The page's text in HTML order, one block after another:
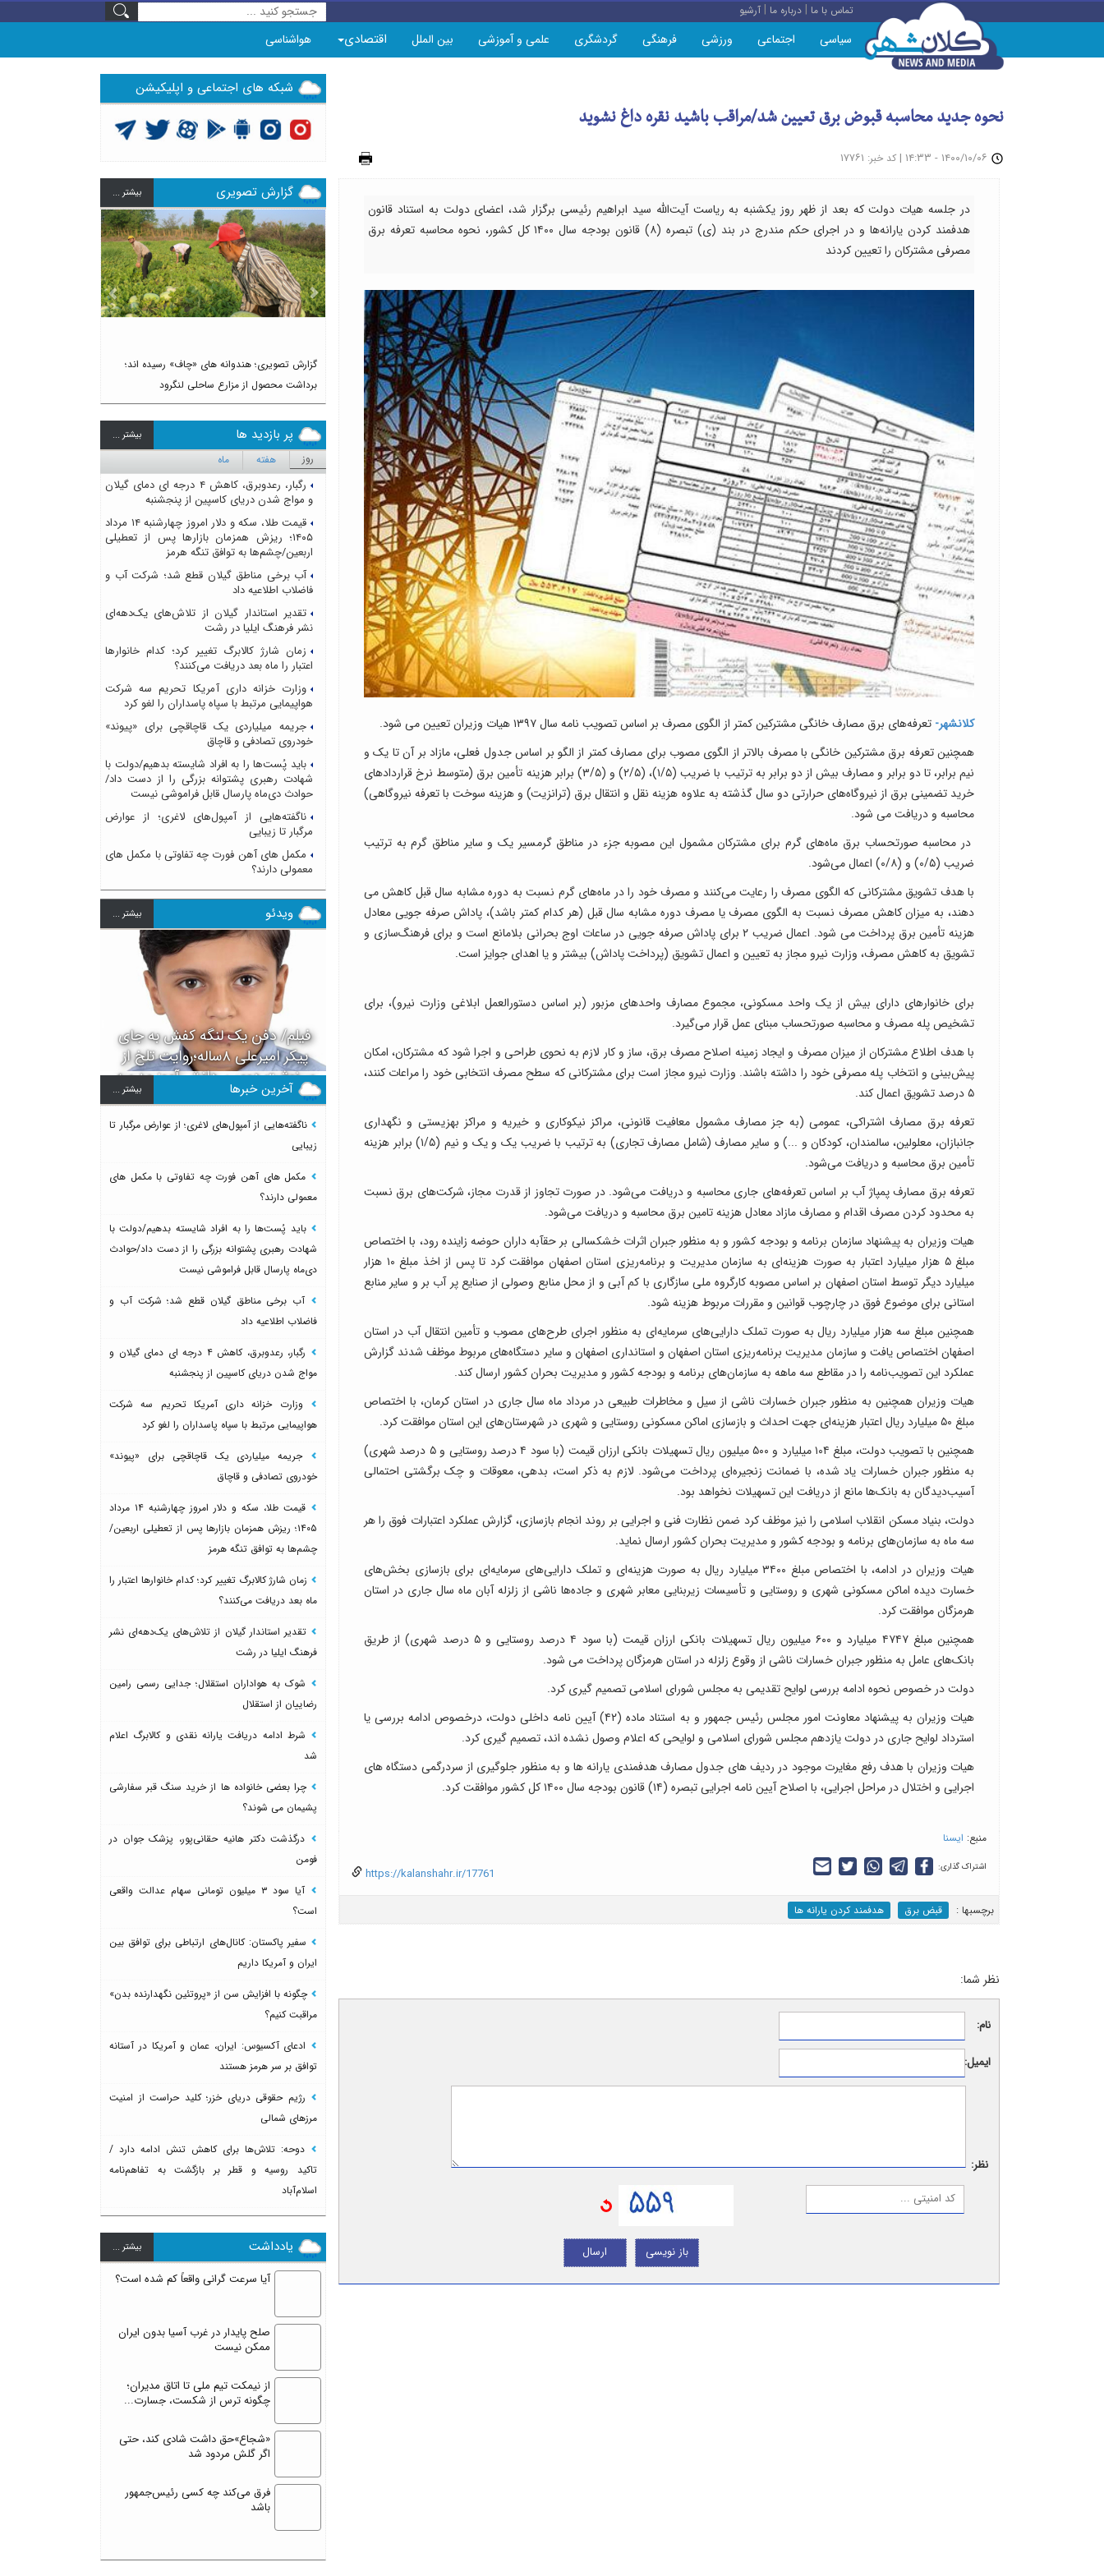
تماس با ما |درباره ما |آرشیو
سیاسی اجتماعی ورزشی فرهنگی گردشگری علمی و آموزشی بین الملل اقتصادی هواشناسی
نحوه جدید محاسبه قبوض برق تعیین شد/مراقب باشید نقره داغ نشوید
| کد خبر: ۱۷۷۶۱
در جلسه هیات دولت که بعد از ظهر روز یکشنبه به ریاست آیت‌الله سید ابراهیم رئیسی برگزار شد، اعضای دولت به استناد قانون
هدفمند کردن یارانه‌ها و در اجرای حکم مندرج در بند (ی) تبصره (۸) قانون بودجه سال ۱۴۰۰ کل کشور، نحوه محاسبه تعرفه برق
مصرفی مشترکان را تعیین کردند
کلانشهر- تعرفه‌های برق مصارف خانگی مشترکین کمتر از الگوی مصرف بر اساس تصویب نامه سال ۱۳۹۷ هیات وزیران تعیین می شود.
همچنین تعرفه برق مشترکین خانگی با مصرف بالاتر از الگوی مصوب برای مصارف کمتر از الگو بر اساس جدول فعلی، مازاد بر آن تا یک و
نیم برابر، تا دو برابر و مصارف بیش از دو برابر به ترتیب با ضریب (۱/۵)، (۲/۵) و (۳/۵) برابر هزینه تأمین برق (متوسط نرخ قراردادهای
خرید تضمینی برق از نیروگاه‌های حرارتی دو سال گذشته به علاوه هزینه نقل و انتقال برق (ترانزیت) و هزینه سوخت با تعرفه نیروگاهی)
محاسبه و دریافت می شود.
در محاسبه صورتحساب برق ماه‌های گرم برای مشترکان مشمول این مصوبه جزء در مناطق گرمسیر یک و سایر مناطق گرم به ترتیب
ضریب (۰/۵) و (۰/۸) اعمال می‌شود.
با هدف تشویق مشترکانی که الگوی مصرف را رعایت می‌کنند و مصرف خود را در ماه‌های گرم نسبت به دوره مشابه سال قبل کاهش می
دهند، به میزان کاهش مصرف نسبت به الگوی مصرف یا مصرف دوره مشابه سال قبل (هر کدام کمتر باشد)، پاداش صرفه جویی معادل
هزینه تأمین برق پرداخت می شود. اعمال ضریب ۲ برای پاداش صرفه جویی در ساعات اوج بحرانی بلامانع است و برای فرهنگ‌سازی و
تشویق به کاهش مصرف، وزارت نیرو مجاز به تعیین و اعمال تشویق (پرداخت پاداش) بیشتر و یا اهدای جوایز است.
برای خانوارهای دارای بیش از یک واحد مسکونی، مجموع مصارف واحدهای مزبور (بر اساس دستورالعمل ابلاغی وزارت نیرو)، برای
تشخیص پله مصرف و محاسبه صورتحساب مبنای عمل قرار می‌گیرد.
با هدف اطلاع مشترکان از میزان مصرف و ایجاد زمینه اصلاح مصرف برق، ساز و کار لازم به نحوی طراحی و اجرا شود که مشترکان، امکان
پیش‌بینی و انتخاب پله مصرفی خود را داشته باشند. وزارت نیرو مجاز است برای مشترکانی که سطح مصرف انتخابی خود را مراعات کنند،
۵ درصد تشویق اعمال کند.
تعرفه برق مصارف اشتراکی، عمومی (به جز مصارف مشمول معافیت قانونی، مراکز نیکوکاری و خیریه و مراکز بهزیستی و نگهداری
جانبازان، معلولین، سالمندان، کودکان و ...) و سایر مصارف (شامل مصارف تجاری) به ترتیب با ضریب یک و یک و نیم (۱/۵) برابر هزینه
تأمین برق محاسبه و دریافت می‌شود.
تعرفه برق مصارف پمپاژ آب بر اساس تعرفه‌های جاری محاسبه و دریافت می‌شود. در صورت تجاوز از قدرت مجاز، شرکت‌های برق نسبت
به محدود کردن مصرف اقدام و مصارف مازاد معادل هزینه تامین برق محاسبه و دریافت می‌شود.
هیات وزیران به پیشنهاد سازمان برنامه و بودجه کشور و به منظور جبران اثرات خشکسالی بر حقآبه داران حوضه زاینده رود، با اختصاص
مبلغ ۵ هزار میلیارد اعتبار به صورت هزینه‌ای به سازمان مدیریت و برنامه‌ریزی استان اصفهان موافقت کرد تا پس از اخذ مبلغ ۱۰ هزار
میلیارد دیگر توسط استان اصفهان بر اساس مصوبه کارگروه ملی سازگاری با کم آبی و از محل منابع وصولی از صنایع پر آب بر و سایر منابع
استانی برای موضوع فوق در چارچوب قوانین و مقررات مربوط هزینه شود.
همچنین مبلغ سه هزار میلیارد ریال به صورت تملک دارایی‌های سرمایه‌ای به منظور اجرای طرح‌های مصوب و تأمین انتقال آب در استان
اصفهان اختصاص یافت و سازمان مدیریت برنامه‌ریزی استان اصفهان و استانداری اصفهان و سایر دستگاه‌های مربوط موظف شدند گزارش
عملکرد این تصویب‌نامه را در مقاطع سه ماهه به سازمان‌های برنامه و بودجه کشور و مدیریت بحران کشور ارسال کند.
هیات وزیران همچنین به منظور جبران خسارات ناشی از سیل و مخاطرات طبیعی در مرداد ماه سال جاری در استان کرمان، با اختصاص
مبلغ ۵۰ میلیارد ریال اعتبار هزینه‌ای جهت احداث و بازسازی اماکن مسکونی روستایی و شهری در شهرستان‌های این استان موافقت کرد.
همچنین با تصویب دولت، مبلغ ۱۰۴ میلیارد و ۵۰۰ میلیون ریال تسهیلات بانکی ارزان قیمت (با سود ۴ درصد روستایی و ۵ درصد شهری)
به منظور جبران خسارات یاد شده، با ضمانت زنجیره‌ای پرداخت می‌شود. لازم به ذکر است، بدهی، معوقات و چک برگشتی احتمالی
آسیب‌دیدگان به بانک‌ها مانع از دریافت این تسهیلات نخواهد بود.
دولت، بنیاد مسکن انقلاب اسلامی را نیز موظف کرد ضمن نظارت فنی و اجرایی بر روند انجام بازسازی، گزارش عملکرد اعتبارات فوق را هر
سه ماه به سازمان‌های برنامه و بودجه کشور و مدیریت بحران کشور ارسال نماید.
هیات وزیران در ادامه، با اختصاص مبلغ ۳۴۰۰ میلیارد ریال به صورت هزینه‌ای و تملک دارایی‌های سرمایه‌ای برای بازسازی بخش‌های
خسارت دیده اماکن مسکونی شهری و روستایی و تأسیسات زیربنایی معابر شهری و جاده‌ها ناشی از زلزله آبان ماه سال جاری در استان
هرمزگان موافقت کرد.
همچنین مبلغ ۴۷۴۷ میلیارد و ۶۰۰ میلیون ریال تسهیلات بانکی ارزان قیمت (با سود ۴ درصد روستایی و ۵ درصد شهری) از طریق
بانک‌های عامل به منظور جبران خسارات ناشی از وقوع زلزله در استان هرمزگان پرداخت می شود.
دولت در خصوص نحوه ادامه بررسی لوایح تقدیمی به مجلس شورای اسلامی تصمیم گیری کرد.
هیات وزیران به پیشنهاد معاونت امور مجلس رئیس جمهور و به استناد ماده (۴۲) آیین نامه داخلی دولت، درخصوص ادامه بررسی یا
استرداد لوایح جاری در دولت یازدهم مجلس شورای اسلامی و لوایحی که اعلام وصول نشده اند، تصمیم گیری کرد.
هیات وزیران با هدف رفع مغایرت موجود در ردیف های جدول مصارف هدفمندی یارانه ها و به منظور جلوگیری از سردرگمی دستگاه های
اجرایی و اختلال در مراحل اجرایی، با اصلاح آیین نامه اجرایی تبصره (۱۴) قانون بودجه سال ۱۴۰۰ کل کشور موافقت کرد.
منبع: ایسنا
https://kalanshahr.ir/17761 اشتراک گذاری:
برچسب‎ها : قبض برق هدفمند کردن یارانه ها
نظر شما:
نام:
ایمیل:
نظر:
ارسال باز نویسی
شبکه های اجتماعی و اپلیکیشن
گزارش تصویری بيشتر ...
گزارش تصویری؛ هندوانه های «چاف» رسیده اند؛
برداشت محصول از مزارع ساحلی لنگرود
Previous Next
پر بازدید ها بيشتر ...
روز هفته ماه
رگبار، رعدوبرق، کاهش ۴ درجه ای دمای گیلان
و مواج شدن دریای کاسپین از پنجشنبه
قیمت طلا، سکه و دلار امروز چهارشنبه ۱۴ مرداد
۱۴۰۵؛ ریزش همزمان بازارها پس از تعطیلی
اربعین/چشم‌ها به توافق تنگه هرمز
آب برخی مناطق گیلان قطع شد؛ شرکت آب و
فاضلاب اطلاعیه داد
تقدیر استاندار گیلان از تلاش‌های یک‌دهه‌ای
نشر فرهنگ ایلیا در رشت
زمان شارژ کالابرگ تغییر کرد؛ کدام خانوارها
اعتبار را ماه بعد دریافت می‌کنند؟
وزارت خزانه داری آمریکا تحریم سه شرکت
هواپیمایی مرتبط با سپاه پاسداران را لغو کرد
جریمه میلیاردی یک قاچاقچی برای «پیوند»
خودروی تصادفی و قاچاق
باید پُست‌ها را به افراد شایسته بدهیم/دولت با
شهادت رهبری پشتوانه بزرگی را از دست داد/
حوادث دی‌ماه پارسال قابل فراموشی نیست
ناگفته‌هایی از آمپول‌های لاغری؛ از عوارض
مرگبار تا زیبایی
مکمل های آهن فورت چه تفاوتی با مکمل های
معمولی دارند؟
ویدئو بيشتر ...
فیلم/ دفن یک لنگه کفش به جای
پیکر امیرعلی ۸ساله؛روایت تلخ از
سرنوشت دومین دانش آموز مدرسه
میناب بعد از ماکان
آخرین خبرها بيشتر ...
ناگفته‌هایی از آمپول‌های لاغری؛ از عوارض مرگبار تا
زیبایی
مکمل های آهن فورت چه تفاوتی با مکمل های
معمولی دارند؟
باید پُست‌ها را به افراد شایسته بدهیم/دولت با
شهادت رهبری پشتوانه بزرگی را از دست داد/حوادث
دی‌ماه پارسال قابل فراموشی نیست
آب برخی مناطق گیلان قطع شد؛ شرکت آب و
فاضلاب اطلاعیه داد
رگبار، رعدوبرق، کاهش ۴ درجه ای دمای گیلان و
مواج شدن دریای کاسپین از پنجشنبه
وزارت خزانه داری آمریکا تحریم سه شرکت
هواپیمایی مرتبط با سپاه پاسداران را لغو کرد
جریمه میلیاردی یک قاچاقچی برای «پیوند»
خودروی تصادفی و قاچاق
قیمت طلا، سکه و دلار امروز چهارشنبه ۱۴ مرداد
۱۴۰۵؛ ریزش همزمان بازارها پس از تعطیلی اربعین/
چشم‌ها به توافق تنگه هرمز
زمان شارژ کالابرگ تغییر کرد؛ کدام خانوارها اعتبار را
ماه بعد دریافت می‌کنند؟
تقدیر استاندار گیلان از تلاش‌های یک‌دهه‌ای نشر
فرهنگ ایلیا در رشت
شوک به هواداران استقلال؛ جدایی رسمی رامین
رضاییان از استقلال
شرط ادامه دریافت یارانه نقدی و کالابرگ اعلام
شد
چرا بعضی خانواده ها از خرید سنگ قبر سفارشی
پشیمان می شوند؟
درگذشت دکتر هانیه حقانی‌پور، پزشک جوان در
فومن
آیا سود ۳ میلیون تومانی سهام عدالت واقعی
است؟
سفیر پاکستان: کانال‌های ارتباطی برای توافق بین
ایران و آمریکا داریم
چگونه با افزایش سن از «پروتئین نگهدارنده بدن»
مراقبت کنیم؟
ادعای آکسیوس: ایران، عمان و آمریکا در آستانه
توافق بر سر هرمز هستند
رژیم حقوقی دریای خزر؛ کلید حراست از امنیت
مرزهای شمالی
دوحه: تلاش‌ها برای کاهش تنش ادامه دارد /
تاکید روسیه و قطر بر بازگشت به تفاهم‌نامه
اسلام‌آباد
یادداشت بيشتر ...
آیا سرعت گرانی واقعاً کم شده است؟
صلح پایدار در غرب آسیا بدون ایران
ممکن نیست
از نیمکت تیم ملی تا اتاق مدیران؛
چگونه ترس از شکست، جسارت...
«شجاع»حق داشت شادی کند، حتی
اگر گلش مردود شد
فرق می‌کند چه کسی رئیس‌جمهور
باشد